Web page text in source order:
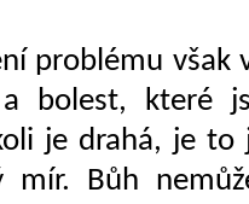
problému však
bolest, které
je drahá, je
mír. Bůh